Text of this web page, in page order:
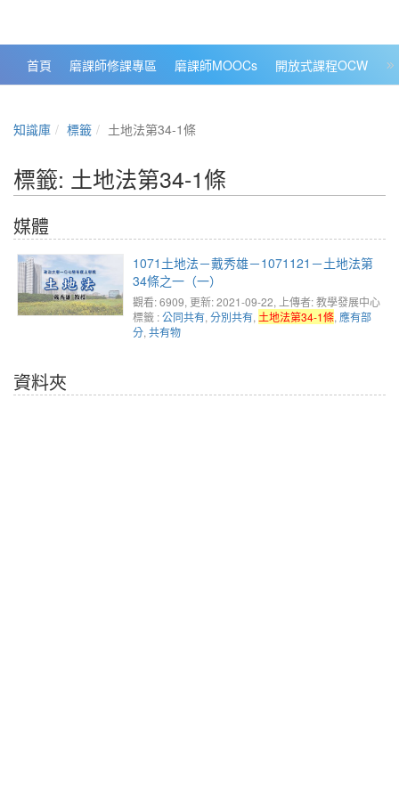
首頁 磨課師修課專區 磨課師MOOCs 開放式課程OCW
知識庫 標籤 土地法第34-1條
標籤: 土地法第34-1條
媒體
1071土地法－戴秀雄－1071121－土地法第
34條之一（一）
觀看: 6909, 更新: 2021-09-22, 上傳者: 教學發展中心
標籤 :公同共有, 分別共有, 土地法第34-1條, 應有部
分, 共有物
資料夾